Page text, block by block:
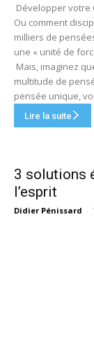
Développer votre
Ou comment
milliers de
une « unité de
Mais, imaginez
multitude de
pensée unique,
Lire la suite
3 solutions
l’esprit
Didier Pénissard -